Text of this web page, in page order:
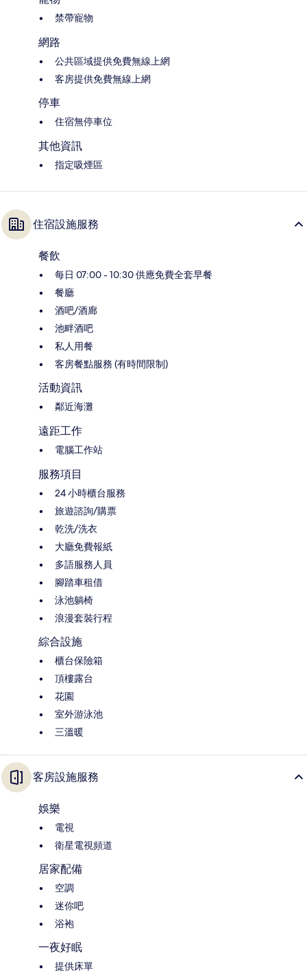
禁帶寵物
網路
公共區域提供免費無線上網
客房提供免費無線上網
停車
住宿無停車位
其他資訊
指定吸煙區
住宿設施服務
餐飲
每日 07:00 - 10:30 供應免費全套早餐
餐廳
酒吧/酒廊
池畔酒吧
私人用餐
客房餐點服務 (有時間限制)
活動資訊
鄰近海灘
遠距工作
電腦工作站
服務項目
24 小時櫃台服務
旅遊諮詢/購票
乾洗/洗衣
大廳免費報紙
多語服務人員
腳踏車租借
泳池躺椅
浪漫套裝行程
綜合設施
櫃台保險箱
頂樓露台
花園
室外游泳池
三溫暖
客房設施服務
娛樂
電視
衛星電視頻道
居家配備
空調
迷你吧
浴袍
一夜好眠
提供床單